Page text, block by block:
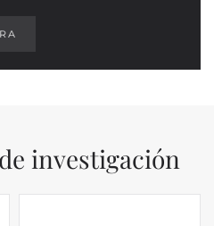
investigación